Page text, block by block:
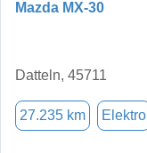
Mazda MX-30
Datteln, 45711
27.235 km Elektro